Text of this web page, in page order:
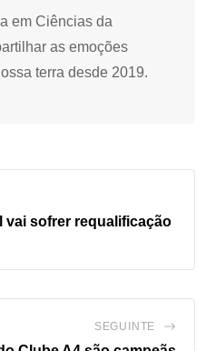
em Ciências da
as emoções
terra desde 2019.
vai sofrer requalificação
SEGUINTE